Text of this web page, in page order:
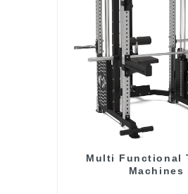
Multi Functional
Machines